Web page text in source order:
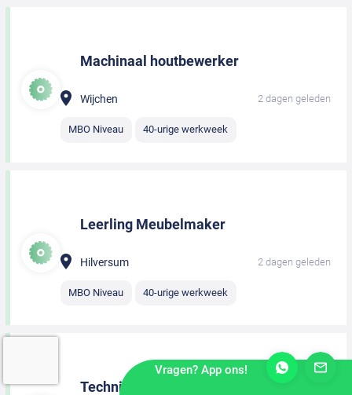
Machinaal houtbewerker
Wijchen 2 dagen geleden
MBO Niveau 40-urige werkweek
Leerling Meubelmaker
Hilversum 2 dagen geleden
MBO Niveau 40-urige werkweek
Technisch tekenaar
Vragen? App ons!